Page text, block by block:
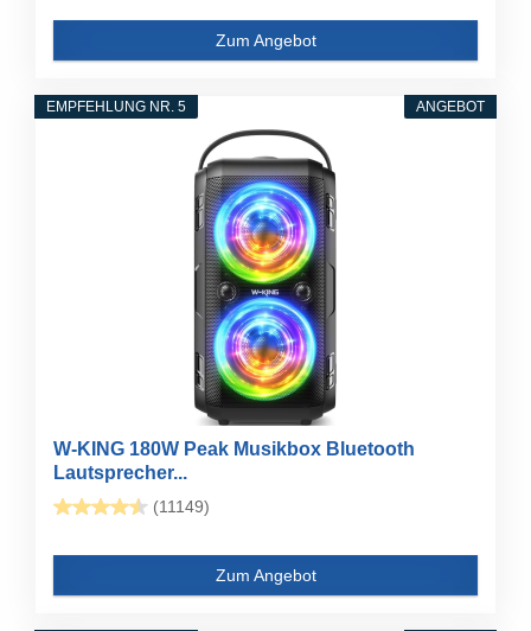
Zum Angebot
ANGEBOT
EMPFEHLUNG NR. 5
W-KING 180W Peak Musikbox Bluetooth
Lautsprecher...
(11149)
Zum Angebot